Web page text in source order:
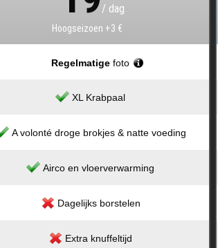
/ dag
Hoogseizoen +3 €
Regelmatige foto
XL Krabpaal
A volonté droge brokjes & natte voeding
Airco en vloerverwarming
Dagelijks borstelen
Extra knuffeltijd